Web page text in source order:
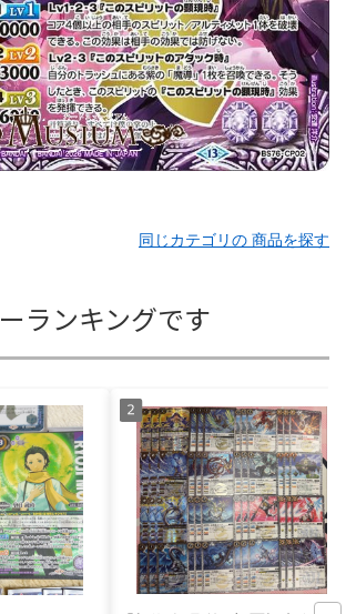
同じカテゴリの 商品を探す
ランキングです